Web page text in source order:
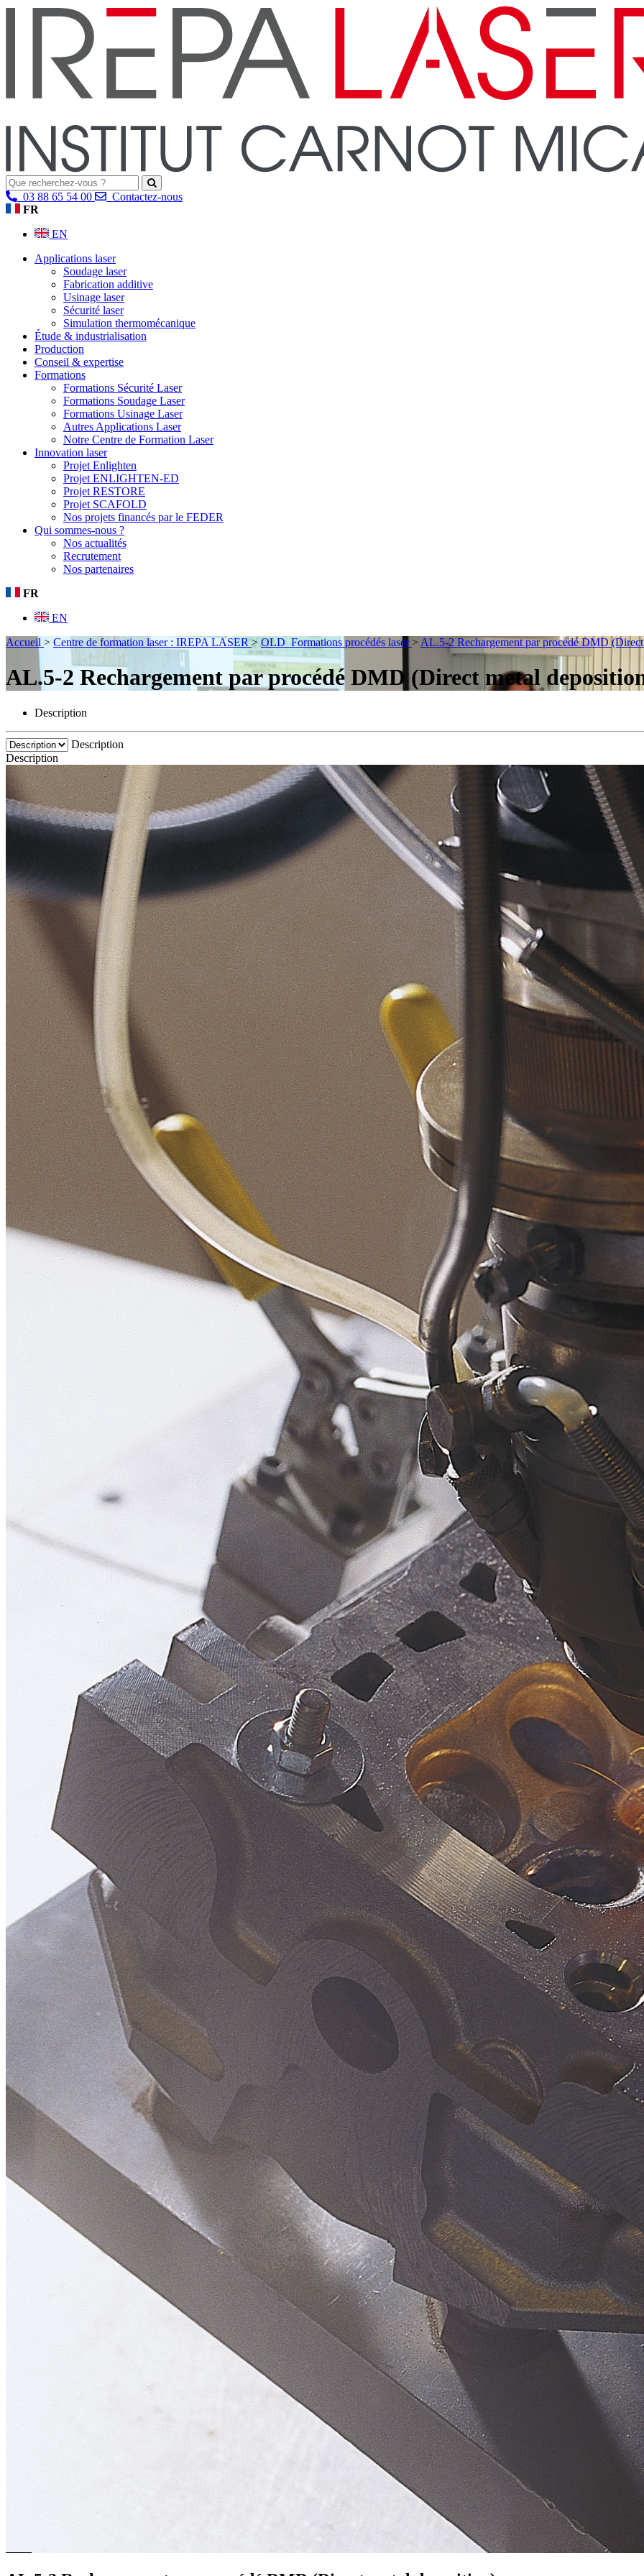
03 88 65 54 00
Contactez-nous
FR
EN
Applications laser
Soudage laser
Fabrication additive
Usinage laser
Sécurité laser
Simulation thermomécanique
Étude & industrialisation
Production
Conseil & expertise
Formations
Formations Sécurité Laser
Formations Soudage Laser
Formations Usinage Laser
Autres Applications Laser
Notre Centre de Formation Laser
Innovation laser
Projet Enlighten
Projet ENLIGHTEN-ED
Projet RESTORE
Projet SCAFOLD
Nos projets financés par le FEDER
Qui sommes-nous ?
Nos actualités
Recrutement
Nos partenaires
FR
EN
Accueil > Centre de formation laser : IREPA LASER >OLD_Formations procédés laser > AL.5-2 Rechargement par procédé DMD
AL.5-2 Rechargement par procédé DMD (Direct metal
Description
Description
Description